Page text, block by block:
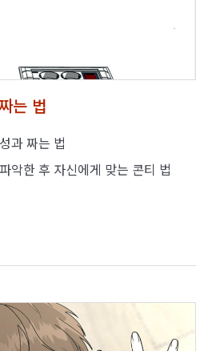
는 법
과 짜는 법
악한 후 자신에게 맞는 콘티 법